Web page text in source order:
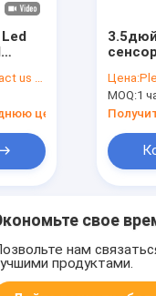
price
цену
Spi
Цена:
MOQ:1
свое
нам
продуктами.